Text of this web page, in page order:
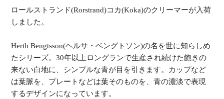
ロールストランド(Rorstrand)コカ(Koka)のクリーマーが入荷
しました。
Herth Bengtsson(ヘルサ・ベングトソン)の名を世に知らしめ
たシリーズ。30年以上ロングランで生産され続けた飽きの
来ない白地に、シンプルな青が目を引きます。カップなど
は葉脈を、プレートなどは葉そのものを、青の濃淡で表現
するデザインになっています。